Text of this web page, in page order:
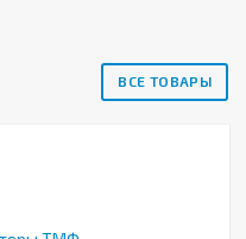
ВСЕ ТОВАРЫ